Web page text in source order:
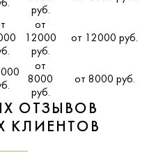
руб.
от
12000
руб.
от 12000 руб.
от
8000
руб.
от 8000 руб.
ОТЗЫВОВ
КЛИЕНТОВ